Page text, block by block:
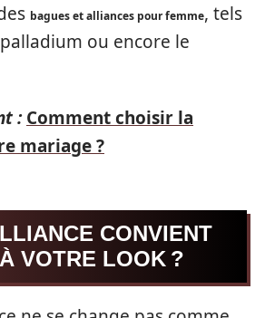
bagues et alliances pour femme, tels
ou encore le
: Comment choisir la
mariage ?
CONVIENT
VOTRE LOOK ?